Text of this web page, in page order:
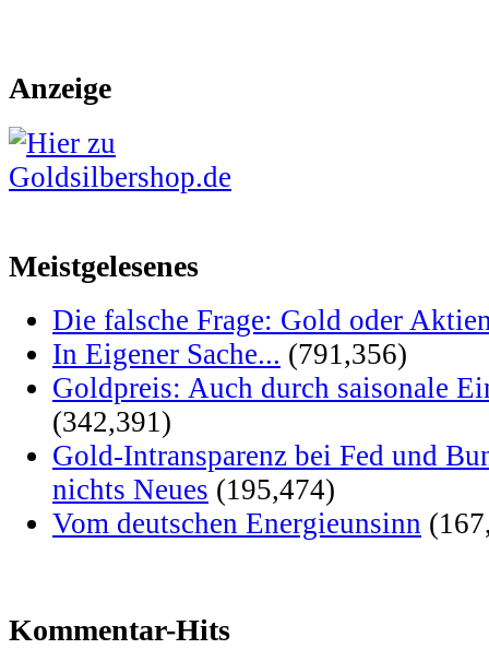
Anzeige
Meistgelesenes
Die falsche Frage: Gold oder
In Eigener Sache... (791,356)
Goldpreis: Auch durch saisonale
(342,391)
Gold-Intransparenz bei Fed und
nichts Neues (195,474)
Vom deutschen Energieunsinn
Kommentar-Hits